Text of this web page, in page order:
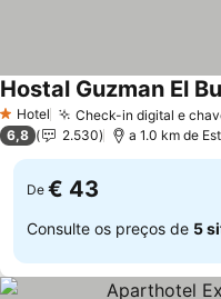
1 Estrelas
Hotel Check-in digital e
Hostal Guzman El
6,8 2.530 a 1.0 km de
De € 43
Consulte os preços de 5